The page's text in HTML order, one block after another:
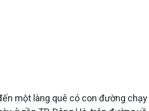
một làng quê có con đường